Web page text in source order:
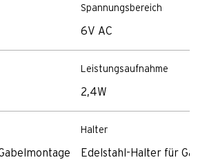
Spannungsbereich
6V AC
Leistungsaufnahme
2,4W
Halter
Edelstahl-Halter für